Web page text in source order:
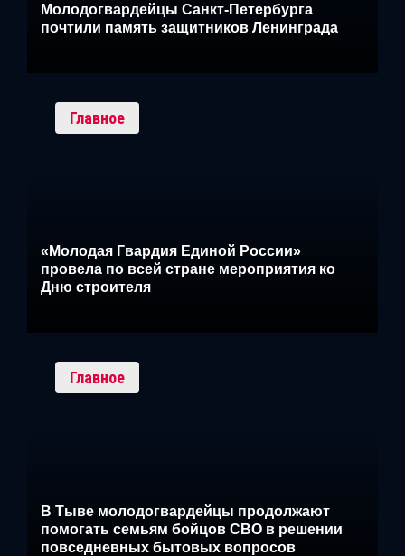
Молодогвардейцы Санкт-Петербурга
почтили память защитников Ленинграда
Главное
«Молодая Гвардия Единой России»
провела по всей стране мероприятия ко
Дню строителя
Главное
В Тыве молодогвардейцы продолжают
помогать семьям бойцов СВО в решении
повседневных бытовых вопросов